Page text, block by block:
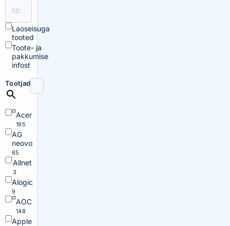
Laoseisuga
tooted
Toote- ja
pakkumise
infost
Tootjad
Acer
195
AG
neovo
65
Allnet
3
Alogic
9
AOC
148
Apple